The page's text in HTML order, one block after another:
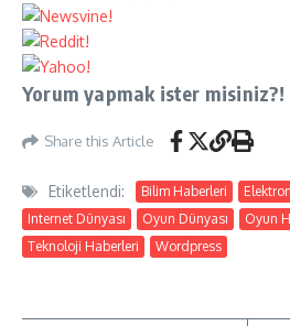
Yorum yapmak ister misiniz?!
Share this Article
Etiketlendi: Bilim Haberleri
Internet Dünyası
Oyun Dünyası Oyun
Teknoloji Haberleri
Wordpress